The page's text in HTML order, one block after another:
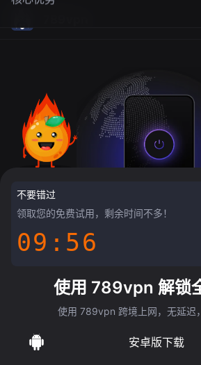
不要错过
领取您的免费试用，剩余时间不多！
09:55
使用 789vpn 解锁
使用 789vpn 跨境上网，无延迟
安卓版下载